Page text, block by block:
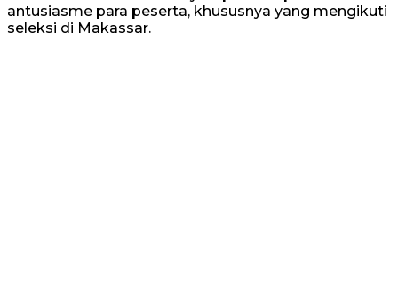
antusiasme para peserta, khususnya yang mengikuti
seleksi di Makassar.